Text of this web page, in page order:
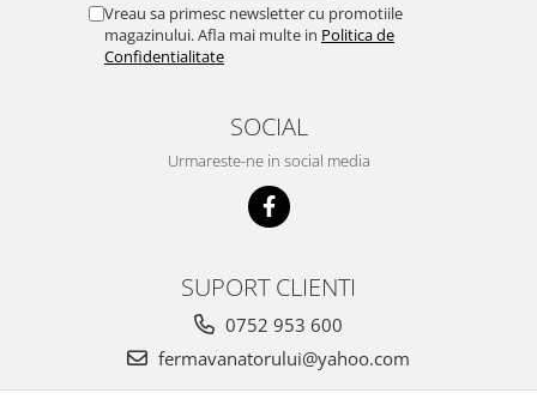
Vreau sa primesc newsletter cu promotiile
magazinului. Afla mai multe in Politica de
Confidentialitate
SOCIAL
Urmareste-ne in social media
SUPORT CLIENTI
0752 953 600
fermavanatorului@yahoo.com